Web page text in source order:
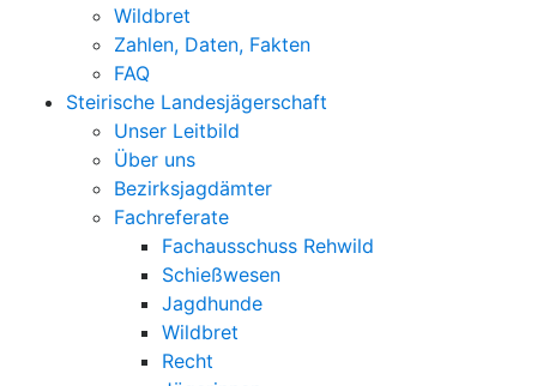
Wildbret
Zahlen, Daten, Fakten
FAQ
Steirische Landesjägerschaft
Unser Leitbild
Über uns
Bezirksjagdämter
Fachreferate
Fachausschuss Rehwild
Schießwesen
Jagdhunde
Wildbret
Recht